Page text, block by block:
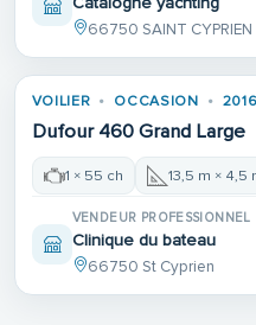
66750 SAINT CYPRIEN
VOILIER OCCASION 2016
Dufour 460 Grand Large
1 × 55 ch 13,5 m × 4,5
VENDEUR PROFESSIONNEL
Clinique du bateau
66750 St Cyprien